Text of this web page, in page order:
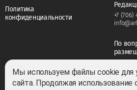
Политика
конфиденциальности
+7 (706)
По
Мы используем файлы cookie для
сайта. Продолжая использование